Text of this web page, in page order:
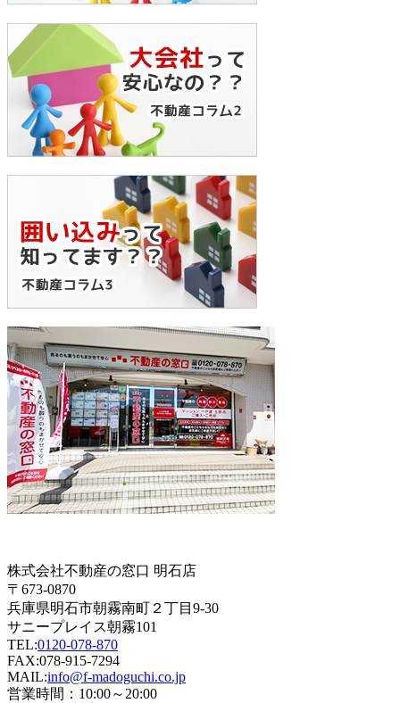
株式会社不動産の窓口 明石店
〒673-0870
兵庫県明石市朝霧南町２丁目9-30
サニープレイス朝霧101
TEL:0120-078-870
FAX:078-915-7294
MAIL:info@f-madoguchi.co.jp
営業時間：10:00～20:00